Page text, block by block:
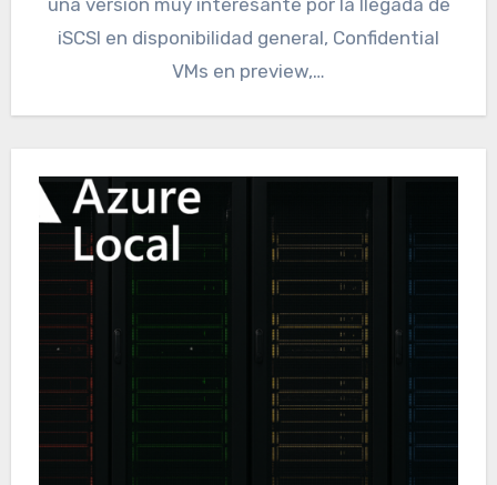
una versión muy interesante por la llegada de
iSCSI en disponibilidad general, Confidential
VMs en preview,…